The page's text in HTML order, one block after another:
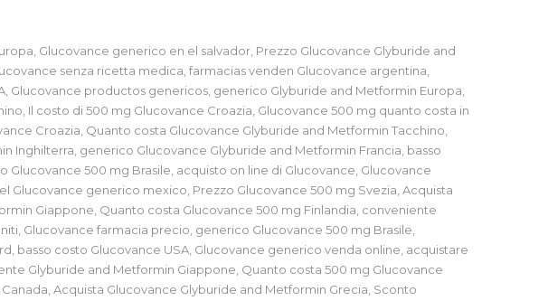
Glucovance generico en el salvador, Prezzo Glucovance Glyburide and
senza ricetta medica, farmacias venden Glucovance argentina,
Glucovance productos genericos, generico Glyburide and Metformin Europa,
Il costo di 500 mg Glucovance Croazia, Glucovance 500 mg quanto costa in
Croazia, Quanto costa Glucovance Glyburide and Metformin Tacchino,
Inghilterra, generico Glucovance Glyburide and Metformin Francia, basso
Glucovance 500 mg Brasile, acquisto on line di Glucovance, Glucovance
Glucovance generico mexico, Prezzo Glucovance 500 mg Svezia, Acquista
Giappone, Quanto costa Glucovance 500 mg Finlandia, conveniente
Glucovance farmacia precio, generico Glucovance 500 mg Brasile,
basso costo Glucovance USA, Glucovance generico venda online, acquistare
Glyburide and Metformin Giappone, Quanto costa 500 mg Glucovance
Acquista Glucovance Glyburide and Metformin Grecia, Sconto